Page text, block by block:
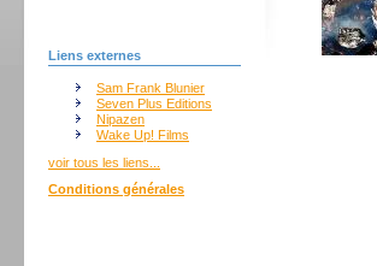
Liens externes
Sam Frank Blunier
Seven Plus Editions
Nipazen
Wake Up! Films
voir tous les liens...
Conditions générales